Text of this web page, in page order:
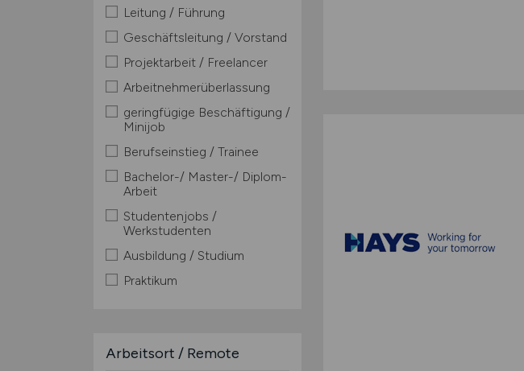
Leitung / Führung
Geschäftsleitung / Vorstand
Projektarbeit / Freelancer
Arbeitnehmerüberlassung
geringfügige Beschäftigung /
Minijob
Berufseinstieg / Trainee
Bachelor-/ Master-/ Diplom-
Arbeit
Studentenjobs /
Werkstudenten
Ausbildung / Studium
Praktikum
Arbeitsort / Remote